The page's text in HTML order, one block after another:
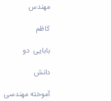
مهندس
کاظم
بابایی دو
دانش
آموخته مهندسی